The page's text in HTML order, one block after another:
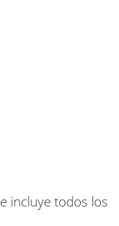
incluye todos los